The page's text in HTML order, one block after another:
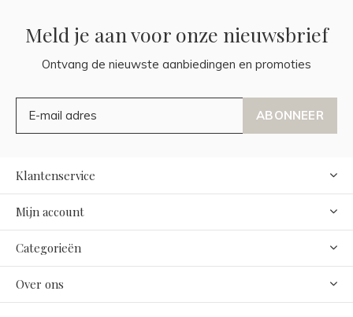
Meld je aan voor onze nieuwsbrief
Ontvang de nieuwste aanbiedingen en promoties
ABONNEER
Klantenservice
Mijn account
Categorieën
Over ons